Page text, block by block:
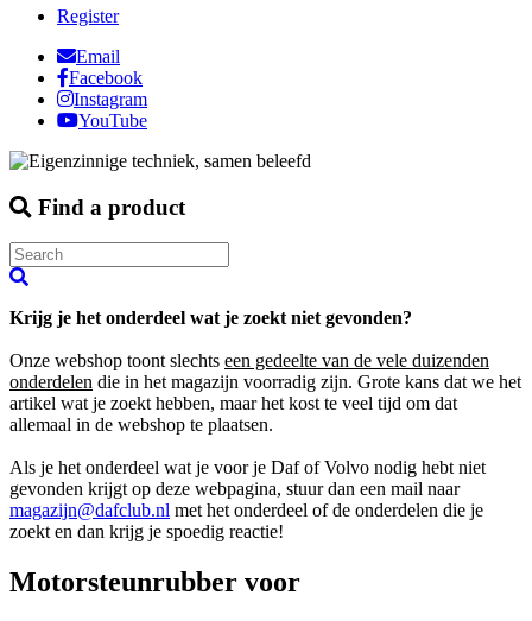
Register
Email
Facebook
Instagram
YouTube
Find a product
Krijg je het onderdeel wat je zoekt niet gevonden?
Onze webshop toont slechts een gedeelte van de vele duizenden
onderdelen die in het magazijn voorradig zijn. Grote kans dat we het
artikel wat je zoekt hebben, maar het kost te veel tijd om dat
allemaal in de webshop te plaatsen.
Als je het onderdeel wat je voor je Daf of Volvo nodig hebt niet
gevonden krijgt op deze webpagina, stuur dan een mail naar
magazijn@dafclub.nl met het onderdeel of de onderdelen die je
zoekt en dan krijg je spoedig reactie!
Motorsteunrubber voor